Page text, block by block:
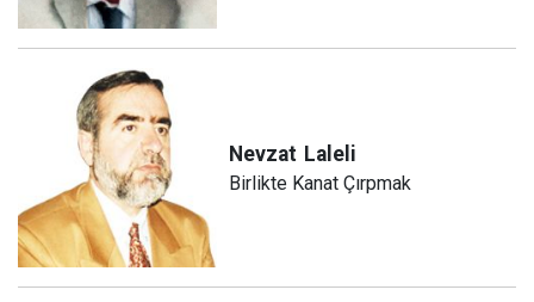
Nevzat Laleli
Birlikte Kanat Çırpmak